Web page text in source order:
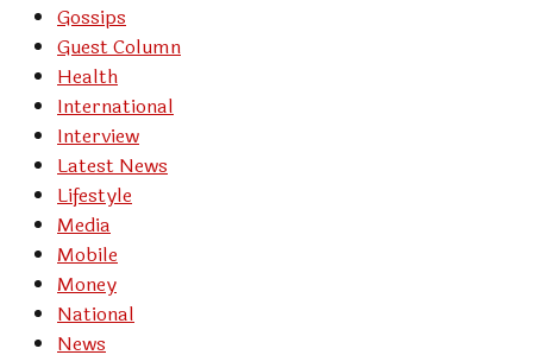
Gossips
Guest Column
Health
International
Interview
Latest News
Lifestyle
Media
Mobile
Money
National
News